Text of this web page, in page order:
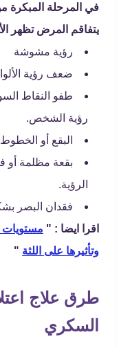
في المرحلة المبكرة
يتفاقم المرض تظهر
رؤية مشوشة
ضعف رؤية
طفو النقاط
رؤية الشخص.
البقع أو
بقعة مظلمة
الرؤية.
فقدان البصر
اقرا ايضا : " مستويات
وتأثيرها على اللثة "
طرق علاج
السكري